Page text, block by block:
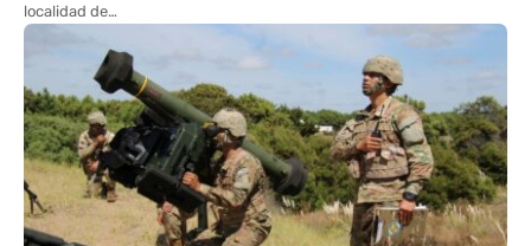
localidad de…